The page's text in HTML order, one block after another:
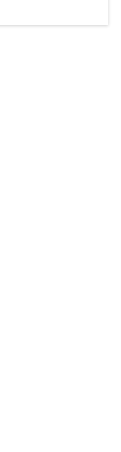
aber integrativer